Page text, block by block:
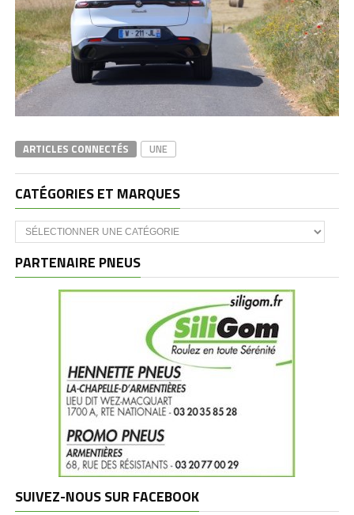
ARTICLES CONNECTÉS UNE
CATÉGORIES ET MARQUES
Catégories
et
PARTENAIRE PNEUS
SUIVEZ-NOUS SUR FACEBOOK